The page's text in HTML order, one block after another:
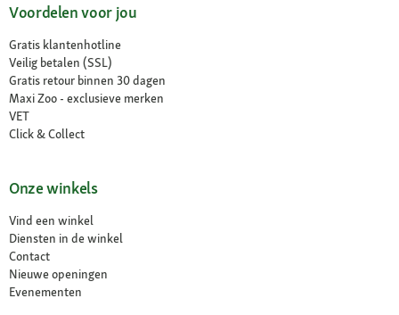
Voordelen voor jou
Gratis klantenhotline
Veilig betalen (SSL)
Gratis retour binnen 30 dagen
Maxi Zoo - exclusieve merken
VET
Click & Collect
Onze winkels
Vind een winkel
Diensten in de winkel
Contact
Nieuwe openingen
Evenementen